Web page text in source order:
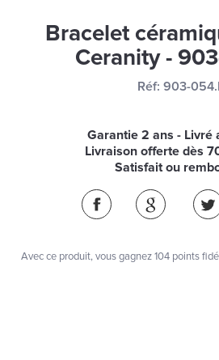
Bracelet
Ceranity -
Réf: 903-
Garantie 2 ans - Livré
Livraison offerte dès
Satisfait ou
Avec ce produit, vous gagnez104 points